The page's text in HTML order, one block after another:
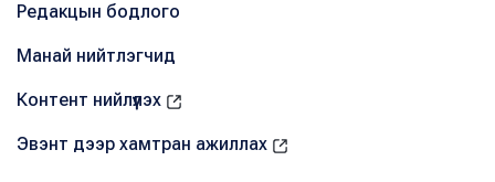
Редакцын бодлого
Манай нийтлэгчид
Контент нийлүүлэх
Эвэнт дээр хамтран ажиллах